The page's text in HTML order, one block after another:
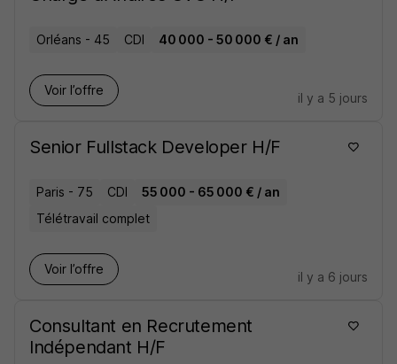
• WEB MARKETING : Directeurs marketing, Growth
Managers, Chefs de projet, Consultants SEO/SEM.
Orléans - 45 CDI 40 000 - 50 000 € / an
Voir l’offre
il y a 5 jours
Senior Fullstack Developer H/F
Paris - 75 CDI
55 000 - 65 000 € / an
Télétravail complet
Voir l’offre
il y a 6 jours
Consultant en Recrutement
Indépendant H/F